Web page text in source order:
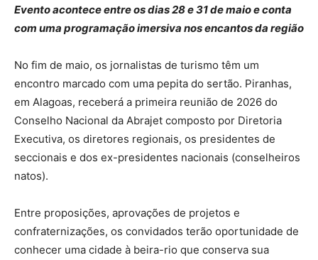
Evento acontece entre os dias 28 e 31 de maio e conta
com uma programação imersiva nos encantos da região
No fim de maio, os jornalistas de turismo têm um
encontro marcado com uma pepita do sertão. Piranhas,
em Alagoas, receberá a primeira reunião de 2026 do
Conselho Nacional da Abrajet composto por Diretoria
Executiva, os diretores regionais, os presidentes de
seccionais e dos ex-presidentes nacionais (conselheiros
natos).
Entre proposições, aprovações de projetos e
confraternizações, os convidados terão oportunidade de
conhecer uma cidade à beira-rio que conserva sua